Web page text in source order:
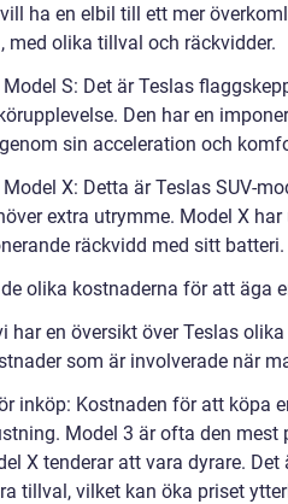
ha en elbil till ett mer
med olika tillval och räckvidder.
S: Det är Teslas
Den har en
sin acceleration och
Model X: Detta är Teslas SUV-
extra utrymme. Model X
räckvidd med sitt batteri.
olika kostnaderna för att äga
har en översikt över Teslas
som är involverade när
inköp: Kostnaden för att köpa
Model 3 är ofta den mest
X tenderar att vara dyrare.
tillval, vilket kan öka priset